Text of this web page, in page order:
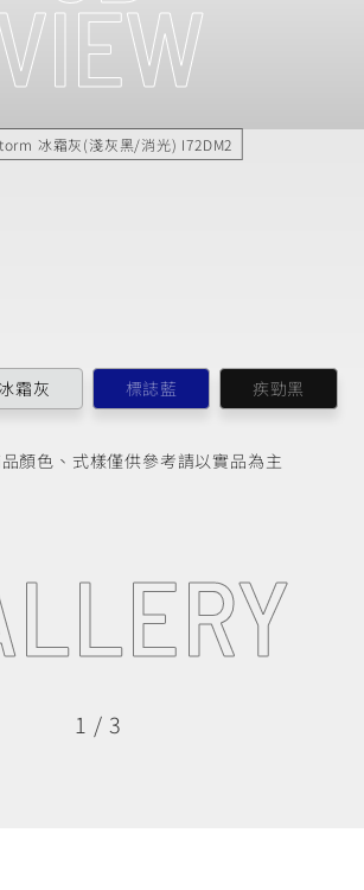
冰霜灰(淺灰黑/消光) I72DM2
霜灰 標誌藍 疾勁黑
顏色、式樣僅供參考請以實品為主
1 / 3